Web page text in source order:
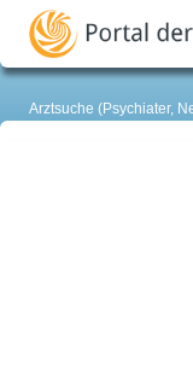
Arztsuche (Psychiater,